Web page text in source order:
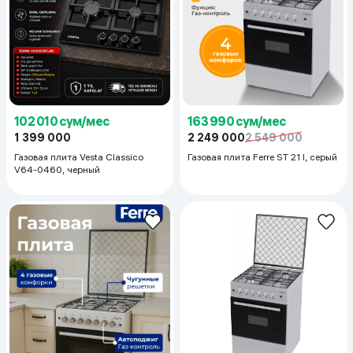
102 010 сум/мес
1 399 000
Газовая плита Vesta Classico
V64-0460, черный
163 990 сум/мес
2 249 0002 549 000
Газовая плита Ferre ST 21 I, серый